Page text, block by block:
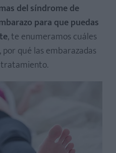
del síndrome de
para que puedas
, te enumeramos cuáles
por qué las embarazadas